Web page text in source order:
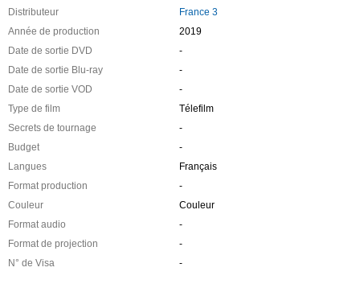
Distributeur
France 3
Année de production
2019
Date de sortie DVD
-
Date de sortie Blu-ray
-
Date de sortie VOD
-
Type de film
Télefilm
Secrets de tournage
-
Budget
-
Langues
Français
Format production
-
Couleur
Couleur
Format audio
-
Format de projection
-
N° de Visa
-